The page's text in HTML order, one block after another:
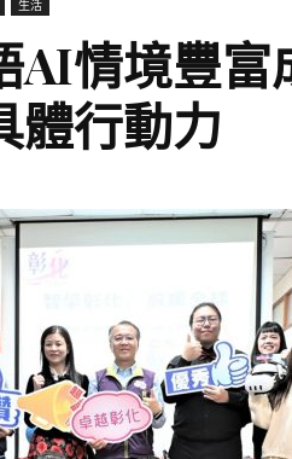
生活
AI情境豐富
體行動力